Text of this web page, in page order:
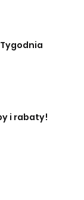
i rabaty!